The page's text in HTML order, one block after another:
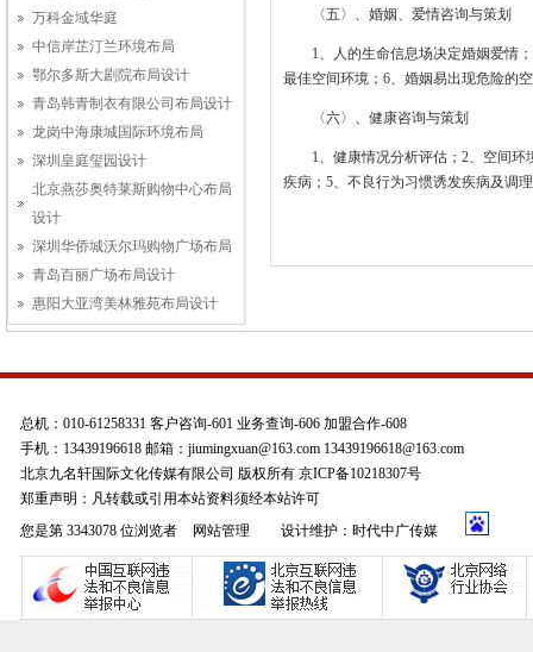
万科金域华庭
中信岸芷汀兰环境布局
鄂尔多斯大剧院布局设计
青岛韩青制衣有限公司布局设计
龙岗中海康城国际环境布局
深圳皇庭玺园设计
北京燕莎奥特莱斯购物中心布局
设计
深圳华侨城沃尔玛购物广场布局
青岛百丽广场布局设计
惠阳大亚湾美林雅苑布局设计
〈五〉、婚姻、爱情咨询与策划
1、人的生命信息场决定婚姻爱情
最佳空间环境；6、婚姻易出现危险的
〈六〉、健康咨询与策划
1、健康情况分析评估；2、空间
疾病；5、不良行为习惯诱发疾病及调
总机：010-61258331 客户咨询-601 业务查询-606 加盟合作-608
手机：13439196618 邮箱：jiumingxuan@163.com 13439196618@163.com
北京九名轩国际文化传媒有限公司 版权所有 京ICP备10218307号
郑重声明：凡转载或引用本站资料须经本站许可
您是第 3343078 位浏览者
网站管理 设计维护：时代中广传媒